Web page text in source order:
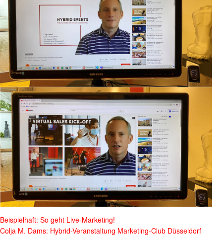
Beispielhaft: So geht Live-Marketing!
Colja M. Dams: Hybrid-Veranstaltung Marketing-Club Düsseldorf